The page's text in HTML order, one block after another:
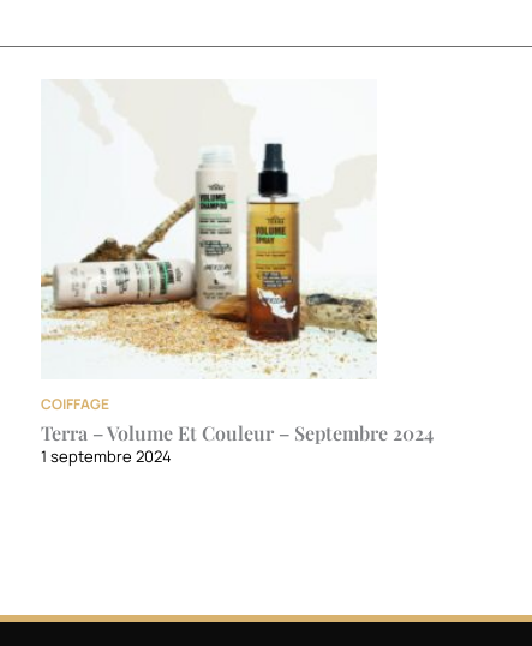
COIFFAGE
Terra – Volume Et Couleur – Septembre 2024
1 septembre 2024